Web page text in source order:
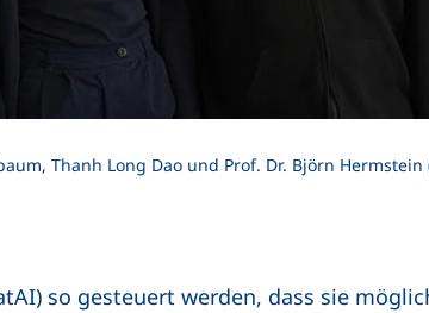
Thanh Long Dao und Prof. Dr. Björn Hermstein
so gesteuert werden, dass sie